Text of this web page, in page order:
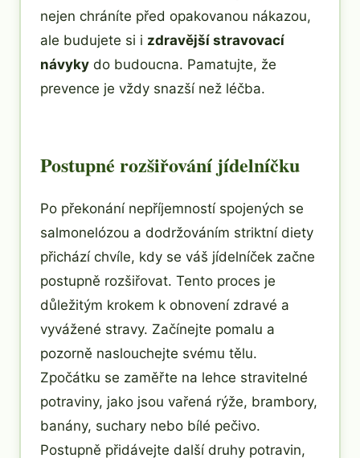
nejen chráníte před opakovanou nákazou,
ale budujete si i zdravější stravovací
návyky do budoucna. Pamatujte, že
prevence je vždy snazší než léčba.
Postupné rozšiřování jídelníčku
Po překonání nepříjemností spojených se
salmonelózou a dodržováním striktní diety
přichází chvíle, kdy se váš jídelníček začne
postupně rozšiřovat. Tento proces je
důležitým krokem k obnovení zdravé a
vyvážené stravy. Začínejte pomalu a
pozorně naslouchejte svému tělu.
Zpočátku se zaměřte na lehce stravitelné
potraviny, jako jsou vařená rýže, brambory,
banány, suchary nebo bílé pečivo.
Postupně přidávejte další druhy potravin,